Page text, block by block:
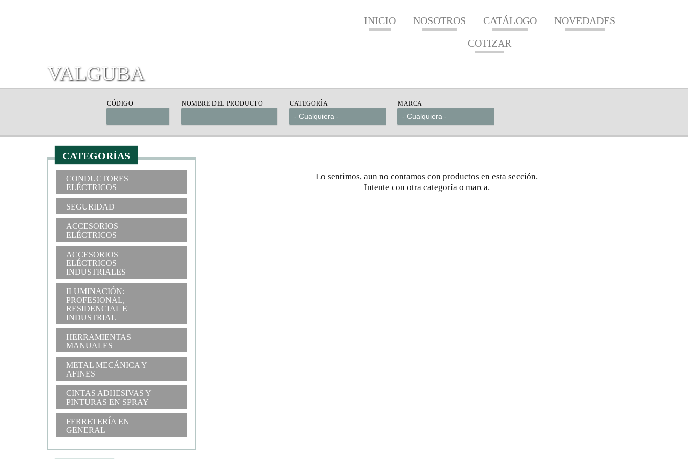
INICIO NOSOTROS CATÁLOGO
NOVEDADES
COTIZAR
VALGUBA
CÓDIGO NOMBRE DEL PRODUCTO CATEGORÍA MARCA
Lo sentimos, aun no contamos con productos en esta sección.
Intente con otra categoría o marca.
CATEGORÍAS
CONDUCTORES
ELÉCTRICOS
SEGURIDAD
ACCESORIOS
ELÉCTRICOS
ACCESORIOS
ELÉCTRICOS
INDUSTRIALES
ILUMINACIÓN:
PROFESIONAL,
RESIDENCIAL E
INDUSTRIAL
HERRAMIENTAS
MANUALES
METAL MECÁNICA Y
AFINES
CINTAS ADHESIVAS Y
PINTURAS EN SPRAY
FERRETERÍA EN
GENERAL